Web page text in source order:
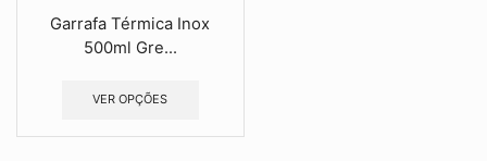
Garrafa Térmica Inox
500ml Gre...
VER OPÇÕES